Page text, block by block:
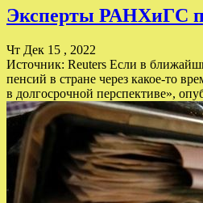
Эксперты РАНХиГС
Чт Дек 15 , 2022
Источник: Reuters Если в
пенсий в стране через какое-то
в долгосрочной перспективе»,